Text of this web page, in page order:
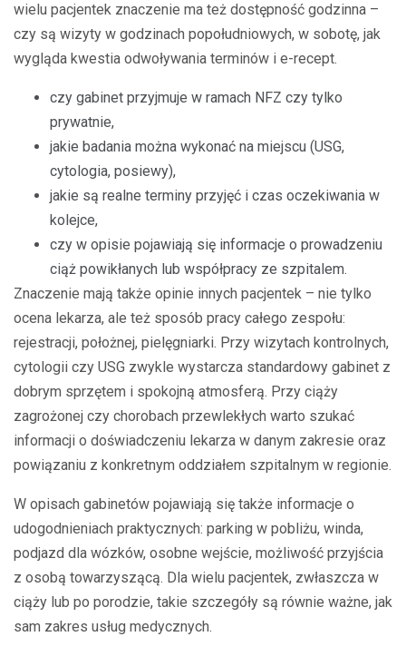
wielu pacjentek znaczenie ma też dostępność godzinna –
czy są wizyty w godzinach popołudniowych, w sobotę, jak
wygląda kwestia odwoływania terminów i e-recept.
czy gabinet przyjmuje w ramach NFZ czy tylko
prywatnie,
jakie badania można wykonać na miejscu (USG,
cytologia, posiewy),
jakie są realne terminy przyjęć i czas oczekiwania w
kolejce,
czy w opisie pojawiają się informacje o prowadzeniu
ciąż powikłanych lub współpracy ze szpitalem.
Znaczenie mają także opinie innych pacjentek – nie tylko
ocena lekarza, ale też sposób pracy całego zespołu:
rejestracji, położnej, pielęgniarki. Przy wizytach kontrolnych,
cytologii czy USG zwykle wystarcza standardowy gabinet z
dobrym sprzętem i spokojną atmosferą. Przy ciąży
zagrożonej czy chorobach przewlekłych warto szukać
informacji o doświadczeniu lekarza w danym zakresie oraz
powiązaniu z konkretnym oddziałem szpitalnym w regionie.
W opisach gabinetów pojawiają się także informacje o
udogodnieniach praktycznych: parking w pobliżu, winda,
podjazd dla wózków, osobne wejście, możliwość przyjścia
z osobą towarzyszącą. Dla wielu pacjentek, zwłaszcza w
ciąży lub po porodzie, takie szczegóły są równie ważne, jak
sam zakres usług medycznych.